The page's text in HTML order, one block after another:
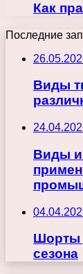
Как
Последние
Виды
Виды и
Шорты
сезона